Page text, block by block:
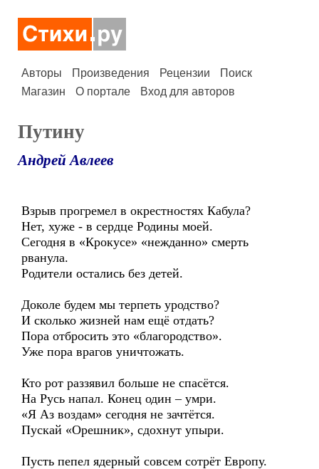
Авторы Произведения Рецензии
Поиск
Магазин
О портале Вход для авторов
Путину
Андрей Авлеев
Взрыв прогремел в окрестностях Кабула?
Нет, хуже - в сердце Родины моей.
Сегодня в «Крокусе» «нежданно» смерть
рванула.
Родители остались без детей.
Доколе будем мы терпеть уродство?
И сколько жизней нам ещё отдать?
Пора отбросить это «благородство».
Уже пора врагов уничтожать.
Кто рот раззявил больше не спасётся.
На Русь напал. Конец один – умри.
«Я Аз воздам» сегодня не зачтётся.
Пускай «Орешник», сдохнут упыри.
Пусть пепел ядерный совсем сотрёт Европу.